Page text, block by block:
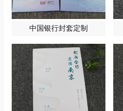
中国银行封套定制